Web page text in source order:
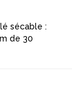
sécable :
de 30